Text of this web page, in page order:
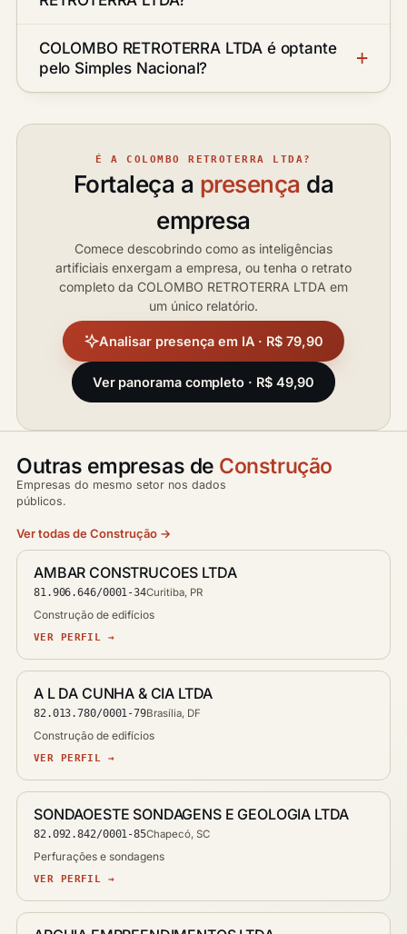
COLOMBO RETROTERRA LTDA é optante
pelo Simples Nacional?
É A COLOMBO RETROTERRA LTDA?
Fortaleça a presença da
empresa
Comece descobrindo como as inteligências
artificiais enxergam a empresa, ou tenha o retrato
completo da COLOMBO RETROTERRA LTDA em
um único relatório.
Analisar presença em IA · R$ 79,90
Ver panorama completo · R$ 49,90
Outras empresas de Construção
Empresas do mesmo setor nos dados
públicos.
Ver todas de Construção →
AMBAR CONSTRUCOES LTDA
81.906.646/0001-34Curitiba, PR
Construção de edifícios
VER PERFIL →
A L DA CUNHA & CIA LTDA
82.013.780/0001-79Brasília, DF
Construção de edifícios
VER PERFIL →
SONDAOESTE SONDAGENS E GEOLOGIA LTDA
82.092.842/0001-85Chapecó, SC
Perfurações e sondagens
VER PERFIL →